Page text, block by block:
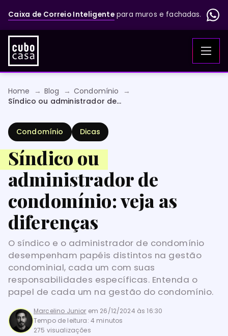
Caixa de Correio Inteligentepara muros e fachadas.
Home Blog
Condomínio
Síndico ou administrador de
Condomínio
Dicas
Síndico ou
administrador de
condomínio: veja as
diferenças
O síndico e o administrador de condomínio
desempenham papéis distintos na gestão
condominial, cada um com suas
responsabilidades específicas. Entenda o
papel de cada um na gestão do condomínio.
Marcelino Junior em 26/12/2024 às 16:30
Tempo de leitura: 4 minutos
275 visualizações